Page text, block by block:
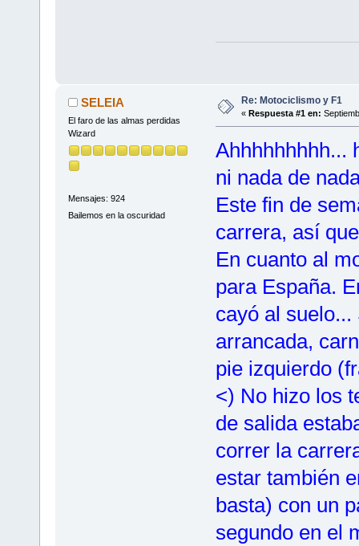
SELEIA
El faro de las almas perdidas
Wizard
Mensajes: 924
Bailemos en la oscuridad
Re: Motociclismo y F1
« Respuesta #1 en:
Ahhhhhhhhh...
ni nada de
Este fin de
carrera, así
En cuanto al
para España.
cayó al
arrancada,
pie izquierdo
<) No hizo los
de salida
correr la
estar también
basta) con un
segundo en el